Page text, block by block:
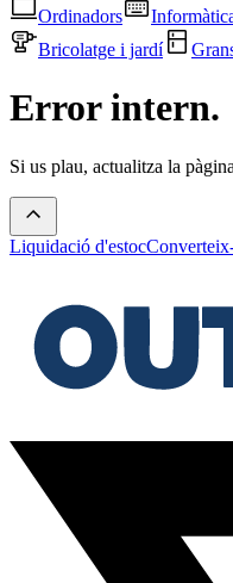
Ordinadors
Bricolatge i jardí
Error intern.
Si us plau, actualitza la pàgina
Liquidació d'estoc